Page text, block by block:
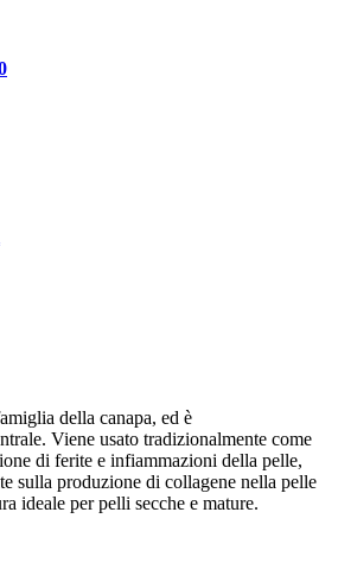
della canapa, ed è
Viene usato tradizionalmente come
di ferite e infiammazioni della pelle,
sulla produzione di collagene nella pelle
ideale per pelli secche e mature.